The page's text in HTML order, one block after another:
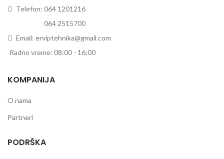
Telefon: 064 1201216
064 2515700
Email: erviptehnika@gmail.com
Radno vreme: 08:00 - 16:00
KOMPANIJA
O nama
Partneri
PODRŠKA